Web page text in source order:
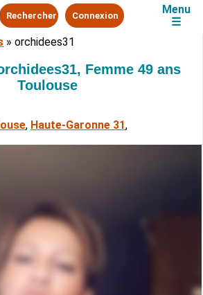
Rechercher Connexion
Menu
☰
»orchidees31
Femme 49 ans
Toulouse
, Haute-Garonne 31,